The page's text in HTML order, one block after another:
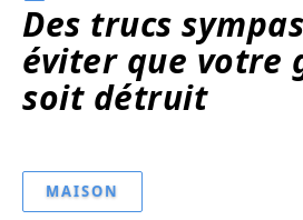
Des trucs
éviter que votre
soit détruit
MAISON